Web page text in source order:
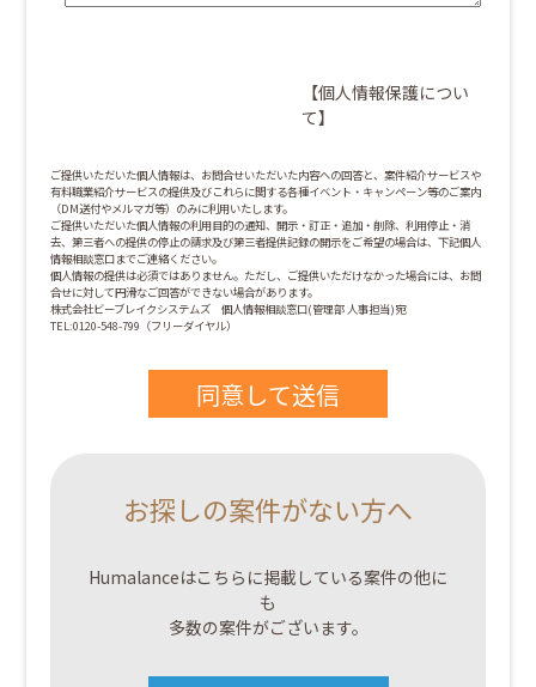
【個人情報保護につい
て】
ご提供いただいた個人情報は、お問合せいただいた内容への回答と、案件紹介サービスや
有料職業紹介サービスの提供及びこれらに関する各種イベント・キャンペーン等のご案内
（DM送付やメルマガ等）のみに利用いたします。
ご提供いただいた個人情報の利用目的の通知、開示・訂正・追加・削除、利用停止・消
去、第三者への提供の停止の請求及び第三者提供記録の開示をご希望の場合は、下記個人
情報相談窓口までご連絡ください。
個人情報の提供は必須ではありません。ただし、ご提供いただけなかった場合には、お問
合せに対して円滑なご回答ができない場合があります。
株式会社ビーブレイクシステムズ 個人情報相談窓口(管理部 人事担当)宛
TEL:0120-548-799（フリーダイヤル）
お探しの案件がない方へ
Humalanceはこちらに掲載している案件の他に
も
多数の案件がございます。